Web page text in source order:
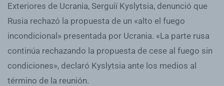
Exteriores de Ucrania, Serguiï Kyslytsia, denunció que
Rusia rechazó la propuesta de un «alto el fuego
incondicional» presentada por Ucrania. «La parte rusa
continúa rechazando la propuesta de cese al fuego sin
condiciones», declaró Kyslytsia ante los medios al
término de la reunión.